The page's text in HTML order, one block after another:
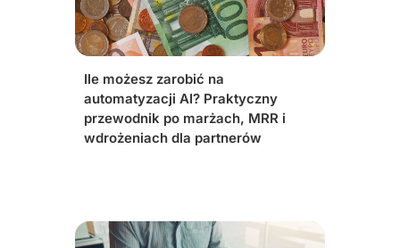
Ile możesz zarobić na
automatyzacji AI? Praktyczny
przewodnik po marżach, MRR i
wdrożeniach dla partnerów